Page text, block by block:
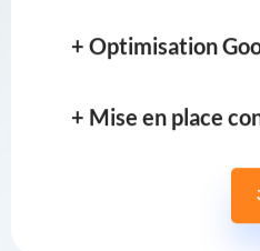
+ Optimisation
+ Mise en place